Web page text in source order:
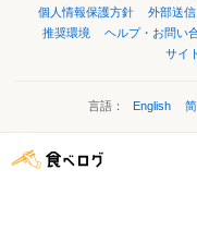
個人情報保護方針
外部送信
推奨環境
ヘルプ・お問い
サイ
言語： English